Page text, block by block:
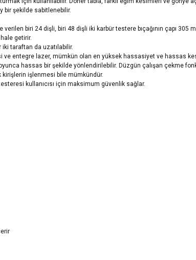
bir şekilde sabitlenebilir.
biri 24 dişli, biri 48 dişli iki karbür testere bıçağının çapı 305
getirir.
iki taraftan da uzatılabilir.
entegre lazer, mümkün olan en yüksek hassasiyet ve hassas
hassas bir şekilde yönlendirilebilir. Düzgün çalışan çekme
işlenmesi bile mümkündür.
kullanıcısı için maksimum güvenlik sağlar.